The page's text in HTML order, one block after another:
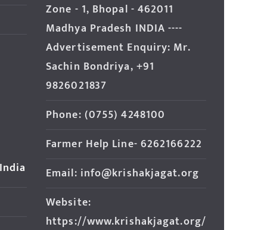
Zone - 1, Bhopal - 462011
Madhya Pradesh INDIA ----
Advertisement Enquiry: Mr.
Sachin Bondriya, +91
9826021837
Phone: (0755) 4248100
Farmer Help Line- 6262166222
Email: info@krishakjagat.org
Website:
https://www.krishakjagat.org/